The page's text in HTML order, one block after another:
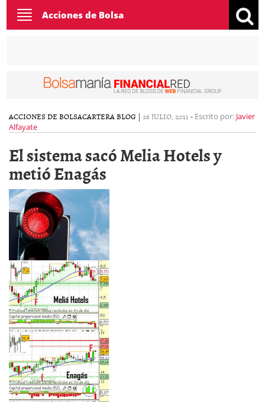
Toggle
navigation
Acciones de Bolsa
ACCIONES DE BOLSACARTERA BLOG | 26 JULIO, 2011 - Escrito por: Javier
Alfayate
El sistema sacó Melia Hotels y
metió Enagás